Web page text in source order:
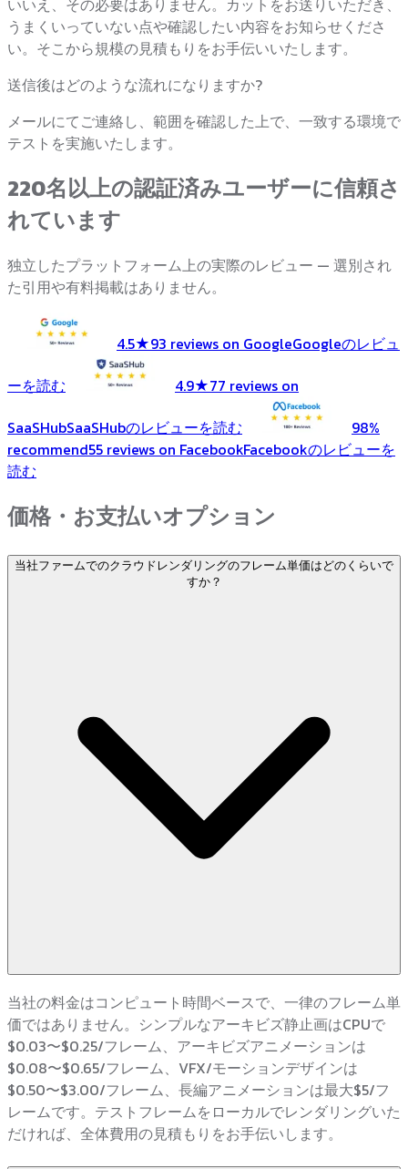
いいえ、その必要はありません。カットをお送りいただき、
うまくいっていない点や確認したい内容をお知らせくださ
い。そこから規模の見積もりをお手伝いいたします。
送信後はどのような流れになりますか?
メールにてご連絡し、範囲を確認した上で、一致する環境で
テストを実施いたします。
220名以上の認証済みユーザーに信頼さ
れています
独立したプラットフォーム上の実際のレビュー — 選別され
た引用や有料掲載はありません。
4.5★93 reviews on GoogleGoogleのレビュ
ーを読む
4.9★77 reviews on
SaaSHubSaaSHubのレビューを読む
98%
recommend55 reviews on FacebookFacebookのレビューを
読む
価格・お支払いオプション
当社ファームでのクラウドレンダリングのフレーム単価はどのくらいで
すか？
当社の料金はコンピュート時間ベースで、一律のフレーム単
価ではありません。シンプルなアーキビズ静止画はCPUで
$0.03〜$0.25/フレーム、アーキビズアニメーションは
$0.08〜$0.65/フレーム、VFX/モーションデザインは
$0.50〜$3.00/フレーム、長編アニメーションは最大$5/フ
レームです。テストフレームをローカルでレンダリングいた
だければ、全体費用の見積もりをお手伝いします。